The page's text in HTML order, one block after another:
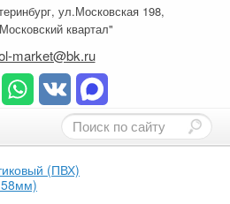
ул.Московская 198,
квартал"
market@bk.ru
(ПВХ)
58мм)